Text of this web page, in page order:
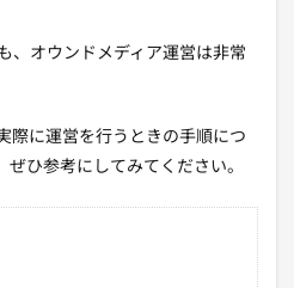
、オウンドメディア運営は非常
際に運営を行うときの手順につ
ひ参考にしてみてください。